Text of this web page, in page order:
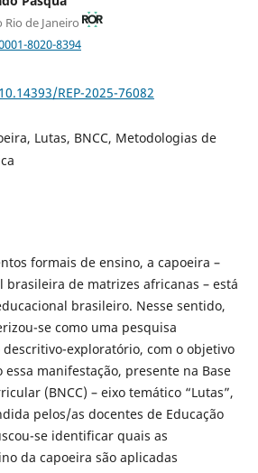
de Janeiro
8020-8394
REP-2025-76082
Lutas, BNCC, Metodologias de
formais de ensino, a capoeira –
brasileira de matrizes africanas – está
brasileiro. Nesse sentido,
se como uma pesquisa
exploratório, com o objetivo
manifestação, presente na Base
(BNCC) – eixo temático “Lutas”,
pelos/as docentes de Educação
se identificar quais as
da capoeira são aplicadas